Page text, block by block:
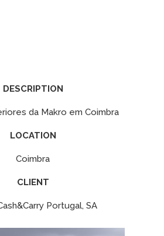
DESCRIPTION
da Makro em Coimbra
LOCATION
Coimbra
CLIENT
Portugal, SA